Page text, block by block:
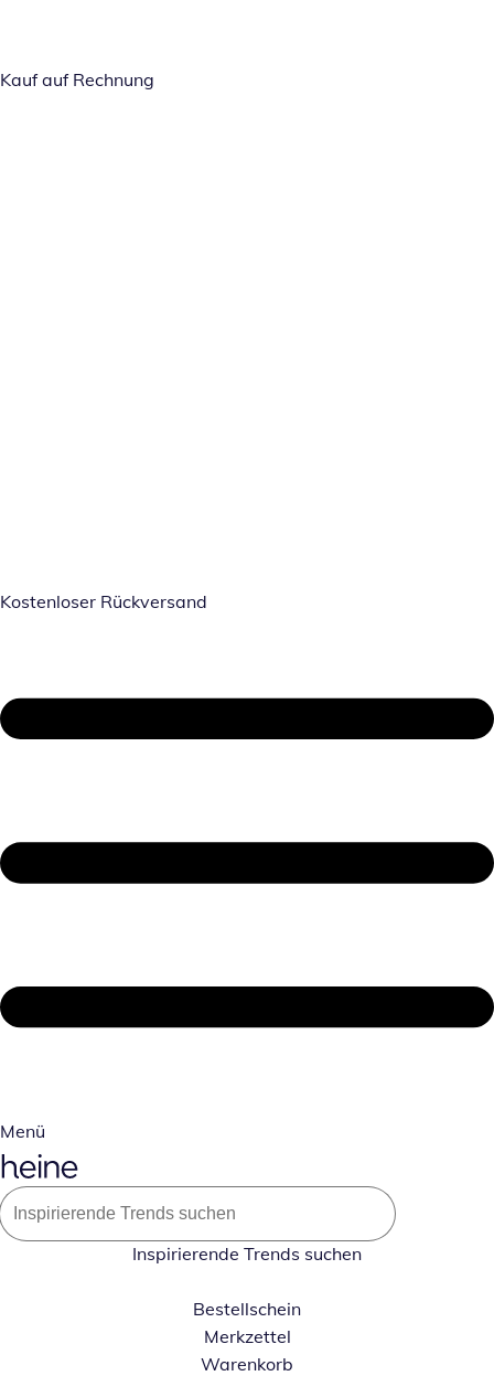
Kauf auf Rechnung
Kostenloser Rückversand
Menü
Inspirierende Trends suchen
Bestellschein
Merkzettel
Warenkorb